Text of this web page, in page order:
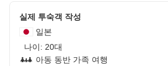
실제 투숙객 작성
일본
나이: 20대
아동 동반 가족 여행